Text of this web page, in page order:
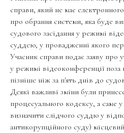
справи, який не має
про обрання системи, яка буде
судового засідання у режимі
суддею, у провадженні якого
Учасник справи подає заяву про
у режимі відеоконференції
пізніше ніж за п'ять днів до
Деякі важливі зміни були
процесуального кодексу, а саме
визначити слідчого суддю у
антикорупційного суду)